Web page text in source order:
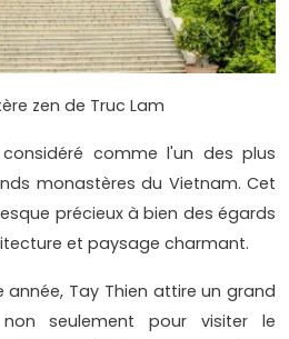
zen de Truc Lam
comme l'un des plus
monastères du Vietnam. Cet
précieux à bien des égards
et paysage charmant.
Tay Thien attire un grand
seulement pour visiter le